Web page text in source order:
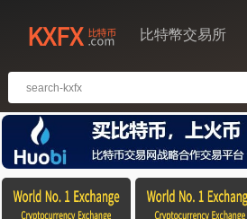
比特幣交易所